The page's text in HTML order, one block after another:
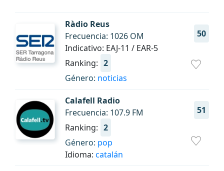
Ràdio Reus
50
Frecuencia: 1026 OM
Indicativo: EAJ-11 / EAR-5
Ranking: 2
Género: noticias
Calafell Radio
51
Frecuencia: 107.9 FM
Ranking: 2
Género: pop
Idioma: catalán